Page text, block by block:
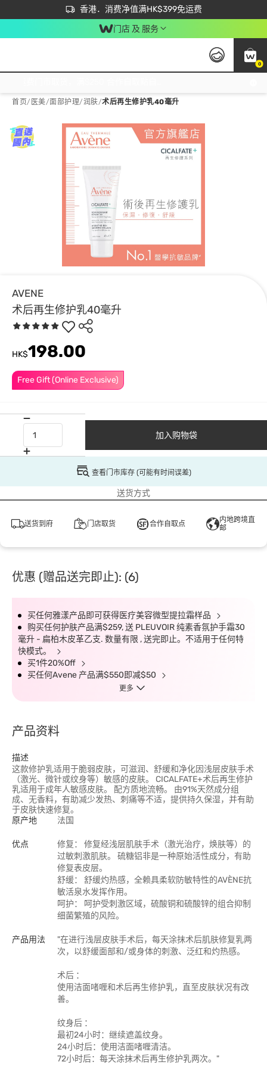
香港．消费净值满HK$399免运费
立即成为易赏钱会员尽享独家优惠
首次APP下单买满$450 输入 NEWAPP 即减$50
门店 及 服务
0
首页/ 医美/面部护理/润肤/术后再生修护乳40毫升
AVENE
术后再生修护乳40毫升
Free Gift (Online Exclusive)
HK$198.00
加入购物袋
查看门市库存 (可能有时间误差)
送货方式
送货到府 门店取货 合作自取点
内地跨境直
邮
优惠 (赠品送完即止): (6)
买任何雅漾产品即可获得医疗美容微型提拉霜样品
购买任何护肤产品满$259, 送 PLEUVOIR 纯素香氛护手霜30
毫升 - 扁柏木皮革乙支. 数量有限 , 送完即止。不适用于任何特
快模式。
买1件20%Off
买任何Avene 产品满$550即减$50
更多
产品资料
描述
这款修护乳适用于脆弱皮肤，可滋润、舒缓和净化因浅层皮肤手术
（激光、微针或纹身等）敏感的皮肤。 CICALFATE+术后再生修护
乳适用于成年人敏感皮肤。 配方质地流畅。 由91%天然成分组
成、无香料，有助减少发热、刺痛等不适，提供持久保湿，并有助
于皮肤快速修复。
原产地
法国
优点
修复： 修复经浅层肌肤手术（激光治疗，焕肤等）的
过敏刺激肌肤。 硫糖铝非是一种原始活性成分，有助
修复表皮层。
舒缓： 舒缓灼热感，全赖具柔软防敏特性的AVÈNE抗
敏活泉水发挥作用。
呵护： 呵护受刺激区域，硫酸铜和硫酸锌的组合抑制
细菌繁殖的风险。
产品用法
"在进行浅层皮肤手术后，每天涂抹术后肌肤修复乳两
次，以舒缓面部和/或身体的刺激、泛红和灼热感。
术后 ：
使用洁面啫喱和术后再生修护乳，直至皮肤状况有改
善。
纹身后 ：
最初24小时：继续遮盖纹身。
24小时后：使用洁面啫喱清洁。
72小时后：每天涂抹术后再生修护乳两次。"